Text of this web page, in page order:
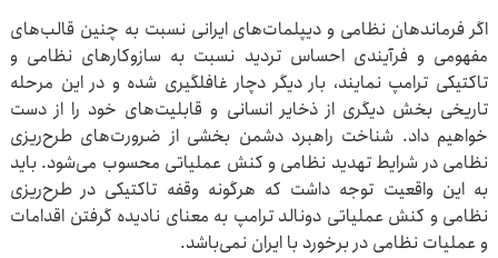
اگر فرماندهان نظامی و دیپلمات‌های ایرانی نسبت به چنین قالب‌های
مفهومی و فرآیندی احساس تردید نسبت به سازوکارهای نظامی و
تاکتیکی ترامپ نمایند، بار دیگر دچار غافلگیری شده و در این مرحله
تاریخی بخش دیگری از ذخایر انسانی و قابلیت‌های خود را از دست
خواهیم داد. شناخت راهبرد دشمن بخشی از ضرورت‌های طرح‌ریزی
نظامی در شرایط تهدید نظامی و کنش عملیاتی محسوب می‌شود. باید
به این واقعیت توجه داشت که هرگونه وقفه تاکتیکی در طرح‌ریزی
نظامی و کنش عملیاتی دونالد ترامپ به معنای نادیده گرفتن اقدامات
و عملیات نظامی در برخورد با ایران نمی‌باشد.